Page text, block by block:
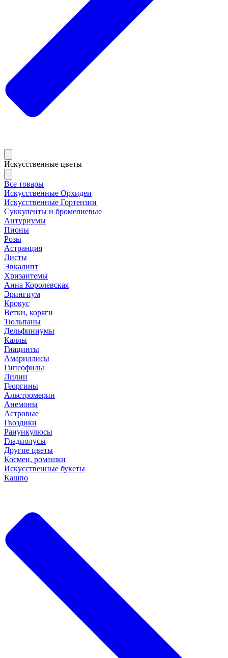
Искусственные цветы
Все товары
Искусственные Орхидеи
Искусственные Гортензии
Суккуленты и бромелиевые
Антуриумы
Пионы
Розы
Астранция
Листы
Эвкалипт
Хризантемы
Анна Королевская
Эрингиум
Крокус
Ветки, коряги
Тюльпаны
Дельфиниумы
Каллы
Гиацинты
Амариллисы
Гипсофилы
Лилии
Георгины
Альстромерии
Анемоны
Астровые
Гвоздики
Ранункулюсы
Гладиолусы
Другие цветы
Космеи, ромашки
Искусственные букеты
Кашпо